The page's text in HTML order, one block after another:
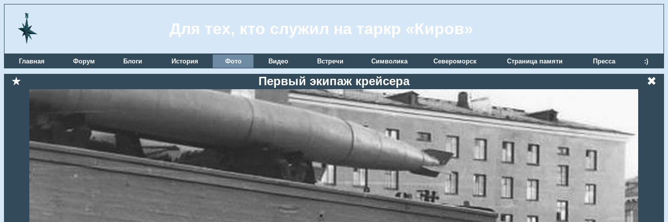
Для тех, кто служил на таркр «Киров»
Главная Форум Блоги История Фото Видео Встречи Символика Североморск Страница памяти Пресса :)
★ Первый экипаж крейсера ✖